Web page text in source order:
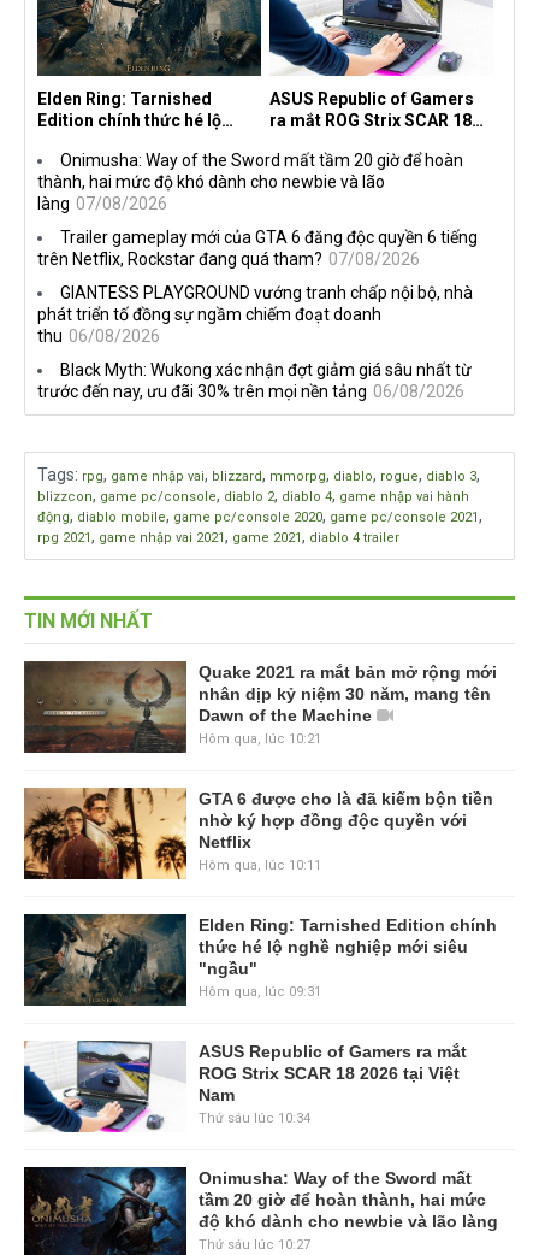
Elden Ring: Tarnished
Edition chính thức hé lộ
ASUS Republic of Gamers
ra mắt ROG Strix SCAR 18
Onimusha: Way of the Sword mất tầm 20 giờ để hoàn
thành, hai mức độ khó dành cho newbie và lão
làng 07/08/2026
Trailer gameplay mới của GTA 6 đăng độc quyền 6 tiếng
trên Netflix, Rockstar đang quá tham? 07/08/2026
GIANTESS PLAYGROUND vướng tranh chấp nội bộ, nhà
phát triển tố đồng sự ngầm chiếm đoạt doanh
thu 06/08/2026
Black Myth: Wukong xác nhận đợt giảm giá sâu nhất từ
trước đến nay, ưu đãi 30% trên mọi nền tảng 06/08/2026
Tags: rpg, game nhập vai, blizzard, mmorpg, diablo, rogue, diablo 3,
blizzcon, game pc/console, diablo 2, diablo 4, game nhập vai hành
động, diablo mobile, game pc/console 2020, game pc/console 2021,
rpg 2021, game nhập vai 2021, game 2021, diablo 4 trailer
TIN MỚI NHẤT
Quake 2021 ra mắt bản mở rộng mới
nhân dịp kỷ niệm 30 năm, mang tên
Dawn of the Machine
Hôm qua, lúc 10:21
GTA 6 được cho là đã kiếm bộn tiền
nhờ ký hợp đồng độc quyền với
Netflix
Hôm qua, lúc 10:11
Elden Ring: Tarnished Edition chính
thức hé lộ nghề nghiệp mới siêu
"ngầu"
Hôm qua, lúc 09:31
ASUS Republic of Gamers ra mắt
ROG Strix SCAR 18 2026 tại Việt
Nam
Thứ sáu lúc 10:34
Onimusha: Way of the Sword mất
tầm 20 giờ để hoàn thành, hai mức
độ khó dành cho newbie và lão làng
Thứ sáu lúc 10:27